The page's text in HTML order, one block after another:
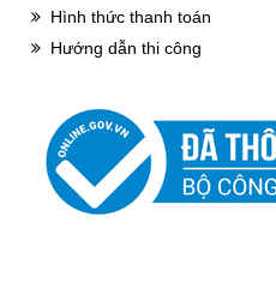
Hình thức thanh toán
Hướng dẫn thi công